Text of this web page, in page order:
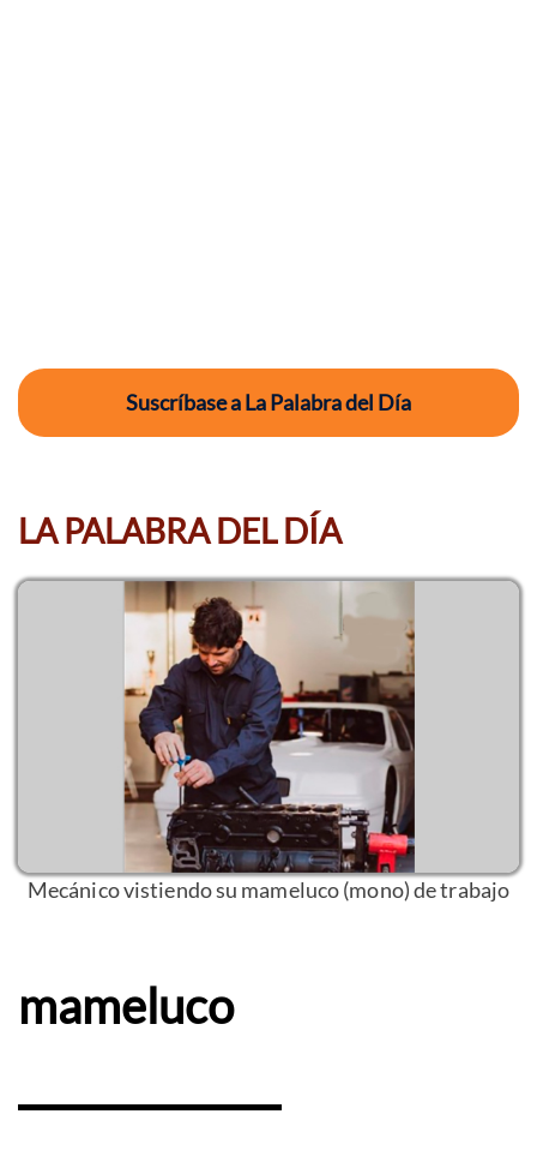
Suscríbase a La Palabra del Día
LA PALABRA DEL DÍA
Mecánico vistiendo su mameluco (mono) de trabajo
mameluco